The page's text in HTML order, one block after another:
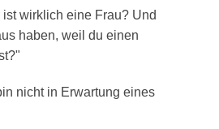
wirklich eine Frau? Und
haben, weil du einen
nicht in Erwartung eines